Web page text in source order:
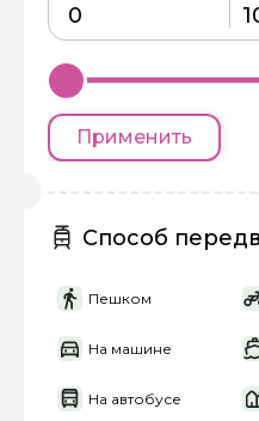
Применить
Способ
Пешком
На машине
На автобусе